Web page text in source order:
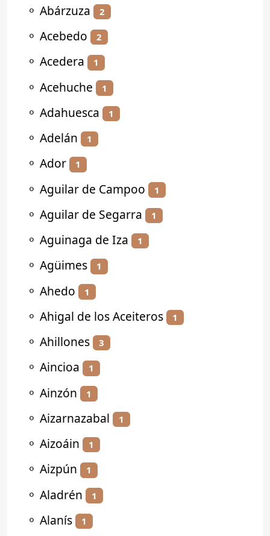
⚬ Abárzuza 2
⚬ Acebedo 2
⚬ Acedera 1
⚬ Acehuche 1
⚬ Adahuesca 1
⚬ Adelán 1
⚬ Ador 1
⚬ Aguilar de Campoo 1
⚬ Aguilar de Segarra 1
⚬ Aguinaga de Iza 1
⚬ Agüimes 1
⚬ Ahedo 1
⚬ Ahigal de los Aceiteros 1
⚬ Ahillones 3
⚬ Aincioa 1
⚬ Ainzón 1
⚬ Aizarnazabal 1
⚬ Aizoáin 1
⚬ Aizpún 1
⚬ Aladrén 1
⚬ Alanís 1